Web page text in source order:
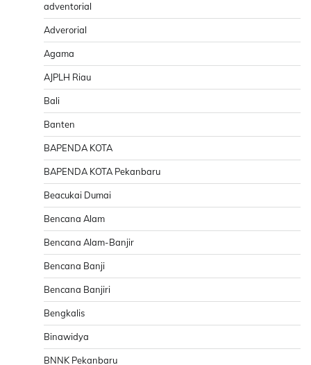
adventorial
Adverorial
Agama
AJPLH Riau
Bali
Banten
BAPENDA KOTA
BAPENDA KOTA Pekanbaru
Beacukai Dumai
Bencana Alam
Bencana Alam-Banjir
Bencana Banji
Bencana Banjiri
Bengkalis
Binawidya
BNNK Pekanbaru